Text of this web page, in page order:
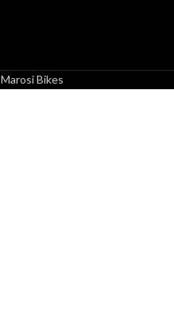
Marosi Bikes